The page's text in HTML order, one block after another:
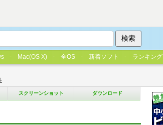
スクリーンショット ダウンロード
Mac(OS X) 全OS 新着ソフト ランキング